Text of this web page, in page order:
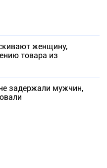
женщину,
товара из
задержали мужчин,